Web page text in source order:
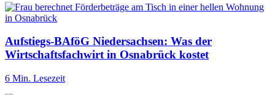
Aufstiegs-BAföG Niedersachsen: Was der
Wirtschaftsfachwirt in Osnabrück kostet
6 Min. Lesezeit